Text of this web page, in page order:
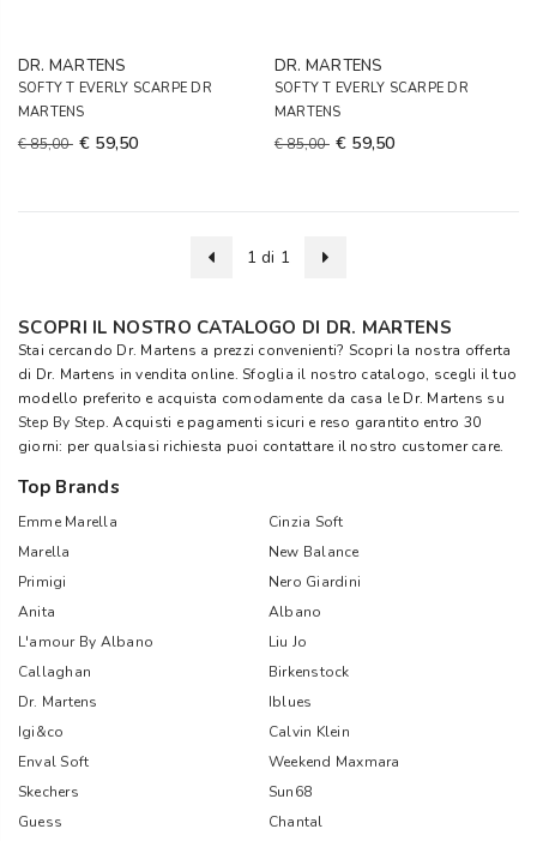
DR. MARTENS
SOFTY T EVERLY SCARPE DR
MARTENS
€ 85,00 € 59,50
DR. MARTENS
SOFTY T EVERLY SCARPE DR
MARTENS
€ 85,00 € 59,50
1 di 1
SCOPRI IL NOSTRO CATALOGO DI DR. MARTENS
Stai cercando Dr. Martens a prezzi convenienti? Scopri la nostra offerta
di Dr. Martens in vendita online. Sfoglia il nostro catalogo, scegli il tuo
modello preferito e acquista comodamente da casa le Dr. Martens su
Step By Step. Acquisti e pagamenti sicuri e reso garantito entro 30
giorni: per qualsiasi richiesta puoi contattare il nostro customer care.
Top Brands
Emme Marella
Cinzia Soft
Marella
New Balance
Primigi
Nero Giardini
Anita
Albano
L'amour By Albano
Liu Jo
Callaghan
Birkenstock
Dr. Martens
Iblues
Igi&co
Calvin Klein
Enval Soft
Weekend Maxmara
Skechers
Sun68
Guess
Chantal